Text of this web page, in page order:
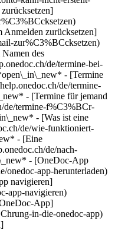
zurücksetzen]
zur%C3%BCcksetzen)
des
de/termine-bei-
- [Termine
de/termine-
- [Termine für jemand
de/termine-f%C3%BCr-
- [Was ist eine
de/wie-funktioniert-
- [Eine
de/nach-
- [OneDoc-App
onedoc-app-herunterladen)
navigieren]
app-navigieren)
App]
in-die-onedoc-app)
| Bindehautentzündung](https://www.onedoc.ch/de/konjunktivitis-bindehautentzundung/genf), [Brille](https://www.onedoc.ch/de/brille/genf), [Kurzsichtigkeit | Myopie](https://www.onedoc.ch/de/kurzsichtigkeit-myopie/genf), [Sehstörung](https://www.onedoc.